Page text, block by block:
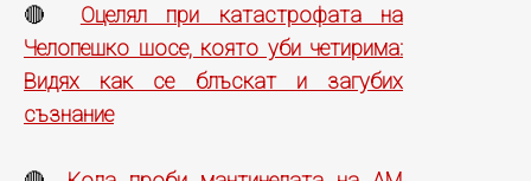
🔴 Оцелял при катастрофата на
Челопешко шосе, която уби четирима:
Видях как се блъскат и загубих
съзнание